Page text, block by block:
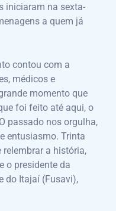
iniciaram na sexta-
a quem já
contou com a
médicos e
momento que
foi feito até aqui, o
passado nos orgulha,
entusiasmo. Trinta
relembrar a história,
o presidente da
do Itajaí (Fusavi),